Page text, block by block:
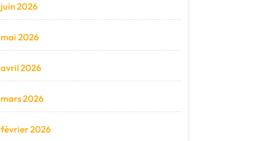
juin 2026
mai 2026
avril 2026
mars 2026
février 2026